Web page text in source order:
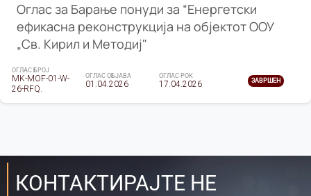
Оглас за Барање понуди за “Енергетски
ефикасна реконструкција на објектот ООУ
„Св. Кирил и Методиј"
ОГЛАС БРОЈ
MK-MOF-01-W-
26-RFQ.
ОГЛАС ОБЈАВА
01.04.2026
ОГЛАС РОК
17.04.2026 ЗАВРШЕН
КОНТАКТИРАЈТЕ НЕ